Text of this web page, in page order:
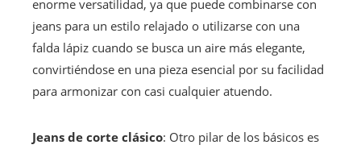
enorme versatilidad, ya que puede combinarse con
jeans para un estilo relajado o utilizarse con una
falda lápiz cuando se busca un aire más elegante,
convirtiéndose en una pieza esencial por su facilidad
para armonizar con casi cualquier atuendo.
Jeans de corte clásico: Otro pilar de los básicos es